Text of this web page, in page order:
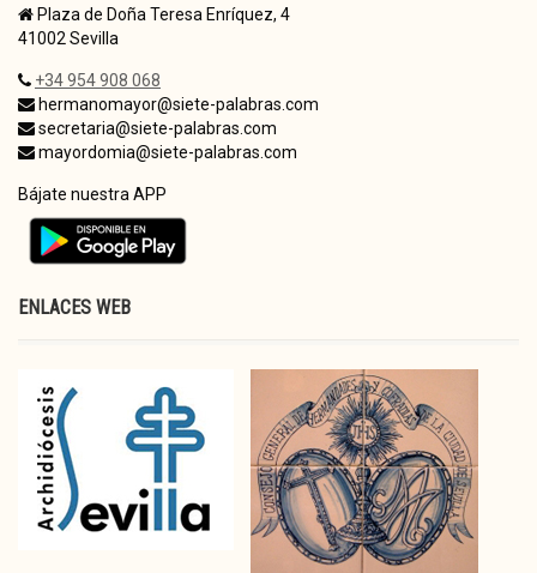
Plaza de Doña Teresa Enríquez, 4
41002 Sevilla
+34 954 908 068
hermanomayor@siete-palabras.com
secretaria@siete-palabras.com
mayordomia@siete-palabras.com
Bájate nuestra APP
ENLACES WEB